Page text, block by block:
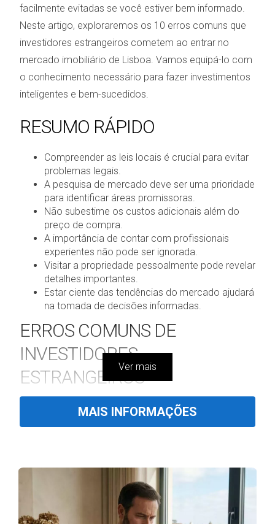
facilmente evitadas se você estiver bem informado.
Neste artigo, exploraremos os 10 erros comuns que
investidores estrangeiros cometem ao entrar no
mercado imobiliário de Lisboa. Vamos equipá-lo com
o conhecimento necessário para fazer investimentos
inteligentes e bem-sucedidos.
RESUMO RÁPIDO
Compreender as leis locais é crucial para evitar
problemas legais.
A pesquisa de mercado deve ser uma prioridade
para identificar áreas promissoras.
Não subestime os custos adicionais além do
preço de compra.
A importância de contar com profissionais
experientes não pode ser ignorada.
Visitar a propriedade pessoalmente pode revelar
detalhes importantes.
Estar ciente das tendências do mercado ajudará
na tomada de decisões informadas.
ERROS COMUNS DE
INVESTIDORES
ESTRANGEIROS
1. Ignorar as Leis e Regulamentações
Locais
regulamentações locais. A legislação portuguesa
pode ser complexa e varia significativamente de uma
região para outra. Por exemplo, a Lei do
Ver mais
MAIS INFORMAÇÕES